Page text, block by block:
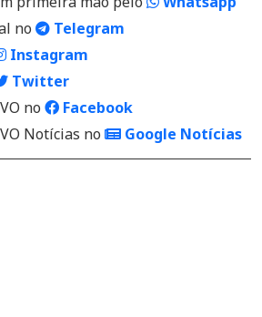
no
Telegram
Instagram
Twitter
no
Facebook
Notícias no
Google Notícias